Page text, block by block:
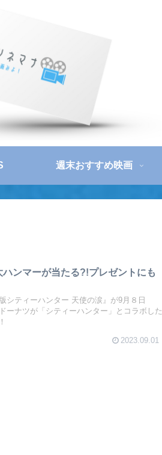
週末おすすめ映画
ンマーが当たる?!プレゼントにも
シティーハンター 天使の涙』が9月８日
ーナツが「シティーハンター」とコラボした
2023.09.01